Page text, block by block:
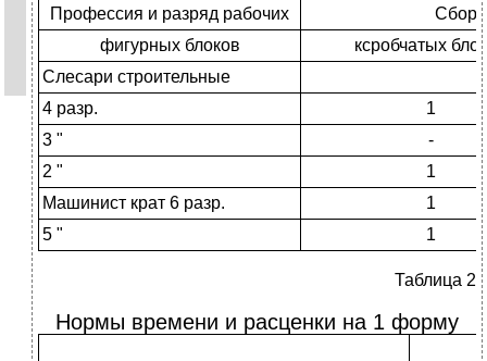
Профессия и разряд рабочих
фигурных блоков
ксробчатых
Слесари строительные
4 разр.
1
3 "
-
2 "
1
Машинист крат 6 разр.
1
5 "
1
Таблица 2
Нормы времени и расценки на 1 форму